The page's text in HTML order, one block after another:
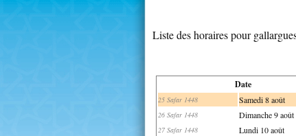
Liste des horaires pour
Date
25 Safar 1448 Samedi 8 août
26 Safar 1448 Dimanche 9 août
27 Safar 1448 Lundi 10 août